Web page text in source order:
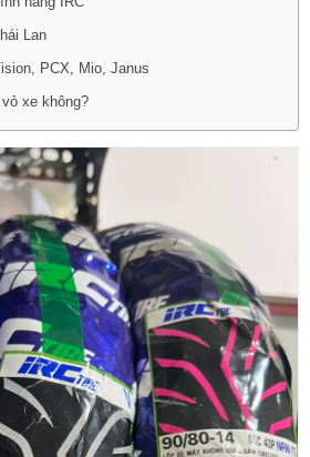
Lan
PCX, Mio, Janus
xe không?